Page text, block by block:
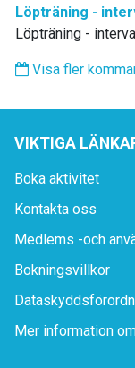
Löpträning -
Löpträning -
Visa fler
VIKTIGA
Boka aktivitet
Kontakta oss
Medlems -och
Bokningsvillkor
Mer information